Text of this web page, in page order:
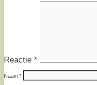
Reactie *
Naam *